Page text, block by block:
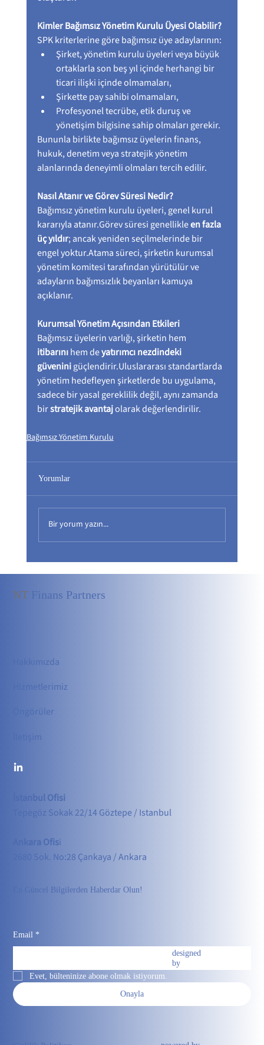
Kimler Bağımsız Yönetim Kurulu Üyesi Olabilir?
SPK kriterlerine göre bağımsız üye adaylarının:
Şirket, yönetim kurulu üyeleri veya büyük
ortaklarla son beş yıl içinde herhangi bir
ticari ilişki içinde olmamaları,
Şirkette pay sahibi olmamaları,
Profesyonel tecrübe, etik duruş ve
yönetişim bilgisine sahip olmaları gerekir.
Bununla birlikte bağımsız üyelerin finans,
hukuk, denetim veya stratejik yönetim
alanlarında deneyimli olmaları tercih edilir.
Nasıl Atanır ve Görev Süresi Nedir?
Bağımsız yönetim kurulu üyeleri, genel kurul
kararıyla atanır.Görev süresi genellikle en fazla
üç yıldır; ancak yeniden seçilmelerinde bir
engel yoktur.Atama süreci, şirketin kurumsal
yönetim komitesi tarafından yürütülür ve
adayların bağımsızlık beyanları kamuya
açıklanır.
Kurumsal Yönetim Açısından Etkileri
Bağımsız üyelerin varlığı, şirketin hem
itibarını hem de yatırımcı nezdindeki
güvenini güçlendirir.Uluslararası standartlarda
yönetim hedefleyen şirketlerde bu uygulama,
sadece bir yasal gereklilik değil, aynı zamanda
bir stratejik avantaj olarak değerlendirilir.
Bağımsız Yönetim Kurulu
Yorumlar
Bir yorum yazın...
NT Finans Partners
Hakkımızda
Hizmetlerimiz
Öngörüler
İletişim
İstanbul Ofisi
Tepegöz Sokak 22/14 Göztepe / Istanbul
Ankara Ofisi
2680 Sok. No:28 Çankaya / Ankara
En Güncel Bilgilerden Haberdar Olun!
Email *
Evet, bülteninize abone olmak istiyorum.
Onayla
designed
by